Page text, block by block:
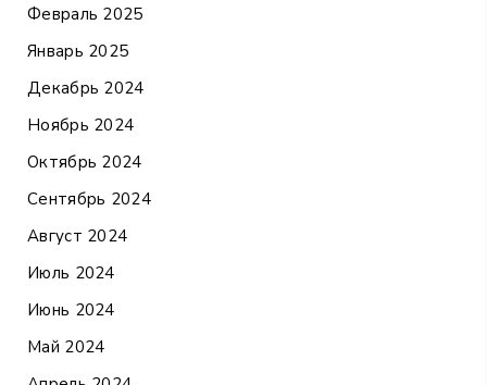
Февраль 2025
Январь 2025
Декабрь 2024
Ноябрь 2024
Октябрь 2024
Сентябрь 2024
Август 2024
Июль 2024
Июнь 2024
Май 2024